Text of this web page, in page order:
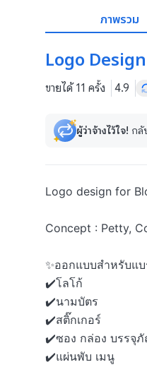
ภาพรวม
Logo
ขายได้ 11 ครั้ง 4.9
ผู้ว่าจ้างไว้ใจ! กลั
Logo design for
Concept : Petty,
✨ออกแบบสำหรับแ
✔️โลโก้
✔️นามบัตร
✔️สติ๊กเกอร์
✔️ซอง กล่อง บรรจุ
✔️แผ่นพับ เมนู